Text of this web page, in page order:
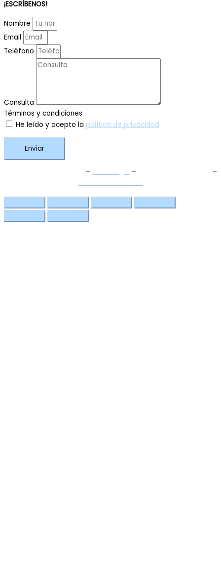
¡ESCRÍBENOS!
Nombre
Email
Teléfono
Consulta
Términos y condiciones
He leído y acepto la política de privacidad
Enviar
– –
–